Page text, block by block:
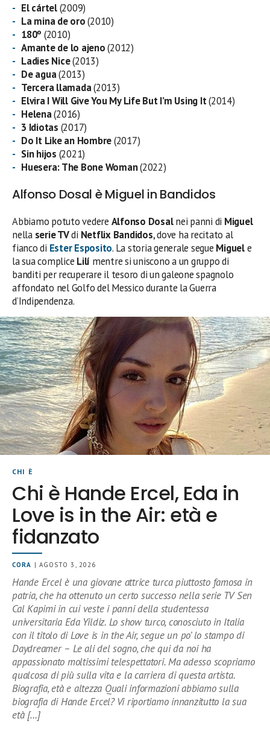
El cártel(2009)
La mina de oro(2010)
180º (2010)
Amante de lo ajeno(2012)
Ladies Nice(2013)
De agua(2013)
Tercera llamada(2013)
Elvira I Will Give You My Life But I’m Using It(2014)
Helena(2016)
3 Idiotas (2017)
Do It Like an Hombre(2017)
Sin hijos (2021)
Huesera: The Bone Woman(2022)
Alfonso Dosal è Miguel in Bandidos
Abbiamo potuto vedere Alfonso Dosalnei panni di Miguel
nellaserie TVdi Netflix Bandidos, dove ha recitato al
fianco di Ester Esposito. La storia generale segue Miguele
la sua complice Lilí mentre si uniscono a un gruppo di
banditi per recuperare il tesoro di un galeone spagnolo
affondato nel Golfo del Messico durante la Guerra
d’Indipendenza.
CHI È
Chi è Hande Ercel, Eda in
Love is in the Air: età e
fidanzato
CORA | AGOSTO 3, 2026
Hande Ercel è una giovane attrice turca piuttosto famosa in
patria, che ha ottenuto un certo successo nella serie TV Sen
Cal Kapimi in cui veste i panni della studentessa
universitaria Eda Yildiz. Lo show turco, conosciuto in Italia
con il titolo di Love is in the Air, segue un po’ lo stampo di
Daydreamer – Le ali del sogno, che qui da noi ha
appassionato moltissimi telespettatori. Ma adesso scopriamo
qualcosa di più sulla vita e la carriera di questa artista.
Biografia, età e altezza Quali informazioni abbiamo sulla
biografia di Hande Ercel? Vi riportiamo innanzitutto la sua
età […]